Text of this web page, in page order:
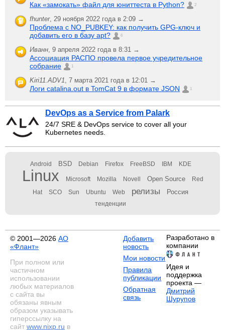
Как «замокать» файл для юниттеста в Python? 2
fhunter, 29 ноября 2022 года в 2:09 →
Проблема с NO_PUBKEY: как получить GPG-ключ и
добавить его в базу apt?
6
Иванн, 9 апреля 2022 года в 8:31 →
Ассоциация РАСПО провела первое учредительное
собрание
1
Kiri11.ADV1, 7 марта 2021 года в 12:01 →
Логи catalina.out в TomCat 9 в формате JSON 1
DevOps as a Service from Palark
24/7 SRE & DevOps service to cover all your
Kubernetes needs.
Android BSD Debian Firefox FreeBSD IBM KDE
Linux Microsoft Mozilla Novell Open Source Red
Hat SCO Sun Ubuntu Web релизы Россия
тенденции
© 2001—2026 АО
«Флант»
При полном или
частичном
использовании
любых материалов
с сайта вы
обязаны явным
образом указывать
гиперссылку на
сайт www.nixp.ru в
Добавить
новость
Мои новости
Правила
публикации
Обратная
связь
Разработано в
компании
Идея и
поддержка
проекта —
Дмитрий
Шурупов